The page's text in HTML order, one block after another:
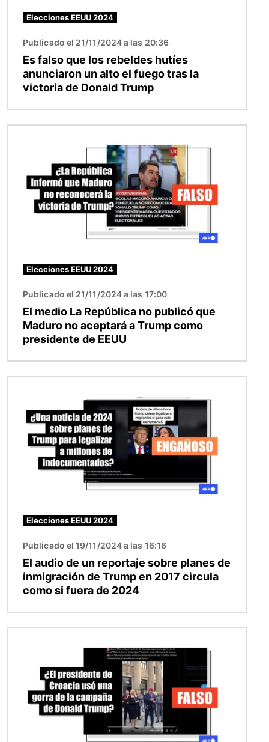
Elecciones EEUU 2024
Publicado el 21/11/2024 a las 20:36
Es falso que los rebeldes hutíes
anunciaron un alto el fuego tras la
victoria de Donald Trump
Elecciones EEUU 2024
Publicado el 21/11/2024 a las 17:00
El medio La República no publicó que
Maduro no aceptará a Trump como
presidente de EEUU
Elecciones EEUU 2024
Publicado el 19/11/2024 a las 16:16
El audio de un reportaje sobre planes de
inmigración de Trump en 2017 circula
como si fuera de 2024